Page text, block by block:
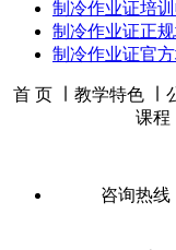
制冷作业证培
制冷作业证正
制冷作业证官
首 页 ∣ 教学特色
课程
咨询热线